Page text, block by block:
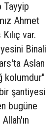
Tayyip
Ahmet
var.
Binali
Aslan
kolumdur"
şantiyesi
bugüne